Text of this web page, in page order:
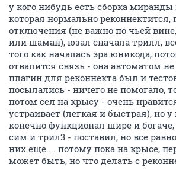
у кого нибудь есть сборка миранды
которая нормально реконнектится,
отключения (не важно по чьей
или шаман), юзал сначала трилл,
того как началась эра юникода,
отвалится связь - она автоматом
плагин для реконнекта был и
посылались - ничего не помогало,
потом сел на крысу - очень
устраивает (легкая и быстрая), но
конечно функционал шире и
сим и трил3 - поставил, но все
них еще.... потому пока на крысе,
может быть, но что делать с